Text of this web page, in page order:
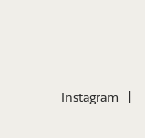
Instagram